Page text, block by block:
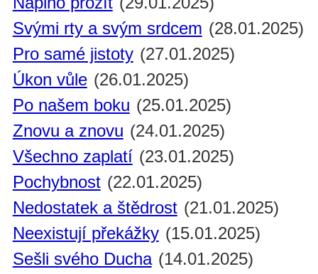
Svými rty a svým srdcem (28.01.2025)
Pro samé jistoty (27.01.2025)
Úkon vůle (26.01.2025)
Po našem boku (25.01.2025)
Znovu a znovu (24.01.2025)
Všechno zaplatí (23.01.2025)
Pochybnost (22.01.2025)
Nedostatek a štědrost (21.01.2025)
Neexistují překážky (15.01.2025)
Sešli svého Ducha (14.01.2025)